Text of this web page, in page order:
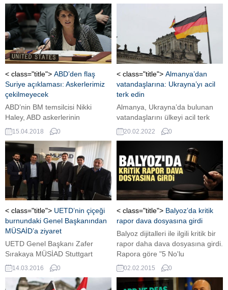
< class="title"> ABD’den flaş
Suriye açıklaması: Askerlerimiz
çekilmeyecek
ABD’nin BM temsilcisi Nikki
Haley, ABD askerlerinin
Suriye’den çekilmeyeceğini
söyledi ABD’nin Birleşmiş
Milletler Büyükelçisi Nikki Haley,
‘hedefler tamamlanana kadar’
ABD askerlerinin Suriye’den
çekilmeyeceğini açıkladı. Haley,
ABD’nin hedeflerini ise “DEAŞ’ı
mağlubiyete uğratmak, kimyasal
silahların kullanılmamasını
garantiye almak ve İran’ın neler
yaptığını takip etmek olarak
açıkladı. Haley, “Amerikan
birliklerinin eve döndüğünü...
15.04.2018 0
< class="title"> Almanya’dan
vatandaşlarına: Ukrayna’yı acil
terk edin
Almanya, Ukrayna’da bulunan
vatandaşlarını ülkeyi acil terk
etmeye çağırdı. Ayrıca Alman
hava yolu şirketi Lufthansa, 21
Şubat'tan itibaren Kiev uçuşlarını
askıya alacağını duyurdu. ...
20.02.2022 0
< class="title"> UETD’nin çiçeği
burnundaki Genel Başkanından
MÜSAİD’a ziyaret
UETD Genel Başkanı Zafer
Sırakaya MÜSİAD Stuttgart
Şubesi'ni ziyaret etti.
14.03.2016 0
< class="title"> Balyoz’da kritik
rapor dava dosyasına girdi
Balyoz dijitalleri ile ilgili kritik bir
rapor daha dava dosyasına girdi.
Rapora göre "5 No'lu
harddiskteki dijital veriler tutarlı
değil ve dosyalardaki çelişkiler,
normal kullanıcı davranışlarıyla
02.02.2015 0